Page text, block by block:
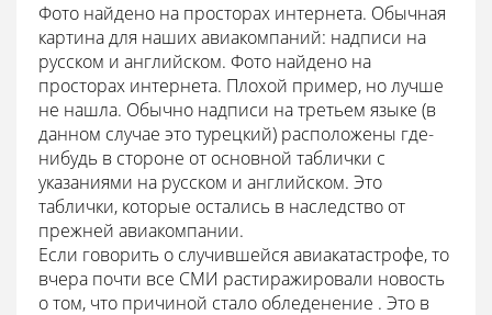
Фото найдено на просторах интернета. Обычная
картина для наших авиакомпаний: надписи на
русском и английском. Фото найдено на
просторах интернета. Плохой пример, но лучше
не нашла. Обычно надписи на третьем языке (в
данном случае это турецкий) расположены где-
нибудь в стороне от основной таблички с
указаниями на русском и английском. Это
таблички, которые остались в наследство от
прежней авиакомпании.
Если говорить о случившейся авиакатастрофе, то
вчера почти все СМИ растиражировали новость
о том, что причиной стало обледенение . Это в